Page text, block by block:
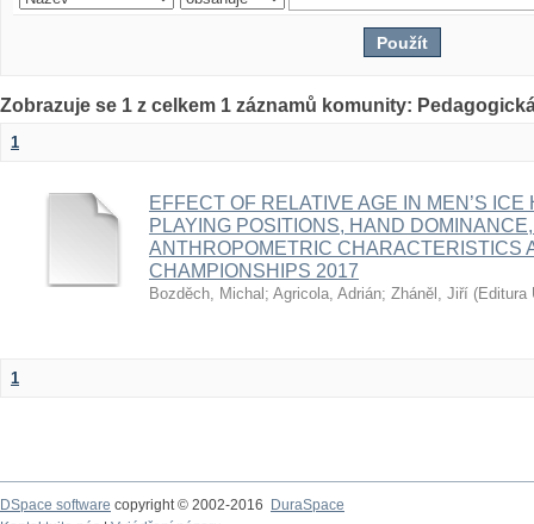
Zobrazuje se 1 z celkem 1 záznamů komunity:
1
EFFECT OF RELATIVE AGE IN MEN’S
PLAYING POSITIONS, HAND
ANTHROPOMETRIC CHARACTERISTICS
CHAMPIONSHIPS 2017
Bozděch, Michal ; Agricola, Adrián; Zháněl, Jiří (Editura
1
DSpace software copyright © 2002-2016
DuraSpace